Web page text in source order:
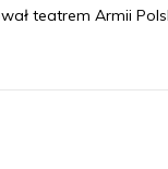
teatrem Armii